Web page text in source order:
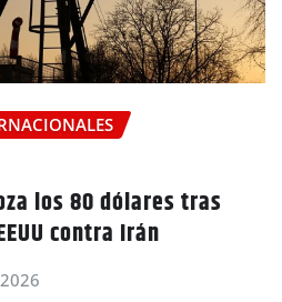
los 80 dólares tras
contra Irán